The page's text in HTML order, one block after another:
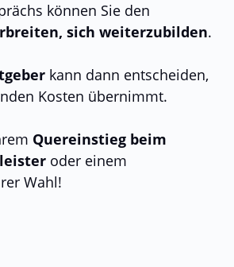
können Sie den
sich weiterzubilden.
kann dann entscheiden,
Kosten übernimmt.
Quereinstieg beim
oder einem
Wahl!